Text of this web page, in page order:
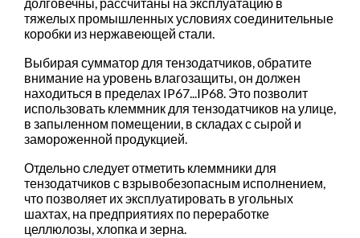
долговечны, рассчитаны на эксплуатацию в
тяжелых промышленных условиях соединительные
коробки из нержавеющей стали.
Выбирая сумматор для тензодатчиков, обратите
внимание на уровень влагозащиты, он должен
находиться в пределах IP67...IP68. Это позволит
использовать клеммник для тензодатчиков на улице,
в запыленном помещении, в складах с сырой и
замороженной продукцией.
Отдельно следует отметить клеммники для
тензодатчиков с взрывобезопасным исполнением,
что позволяет их эксплуатировать в угольных
шахтах, на предприятиях по переработке
целлюлозы, хлопка и зерна.